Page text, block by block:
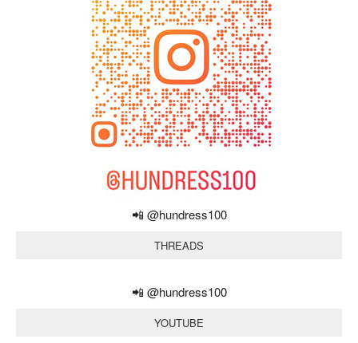
📲 @hundress100
THREADS
📲 @hundress100
YOUTUBE